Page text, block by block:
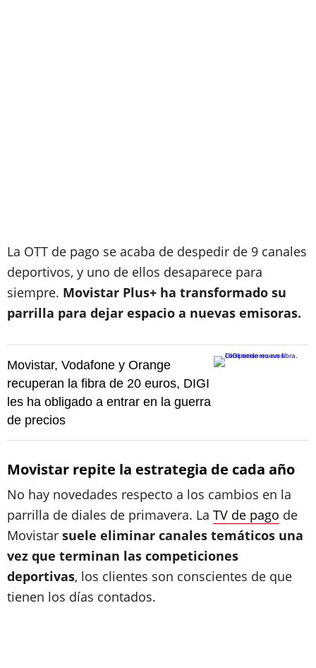
La OTT de pago se acaba de despedir de 9 canales
deportivos, y uno de ellos desaparece para
siempre. Movistar Plus+ ha transformado su
parrilla para dejar espacio a nuevas emisoras.
Movistar, Vodafone y Orange
recuperan la fibra de 20 euros, DIGI
les ha obligado a entrar en la guerra
de precios
Movistar repite la estrategia de cada año
No hay novedades respecto a los cambios en la
parrilla de diales de primavera. La TV de pago de
Movistar suele eliminar canales temáticos una
vez que terminan las competiciones
deportivas, los clientes son conscientes de que
tienen los días contados.